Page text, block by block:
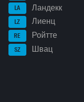
LA Ландекк
LZ Лиенц
RE Ройтте
SZ Швац